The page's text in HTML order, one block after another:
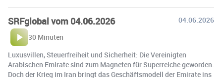
SRFglobal vom 04.06.2026
04.06.2026
30 Minuten
Luxusvillen, Steuerfreiheit und Sicherheit: Die Vereinigten
Arabischen Emirate sind zum Magneten für Superreiche geworden.
Doch der Krieg im Iran bringt das Geschäftsmodell der Emirate ins